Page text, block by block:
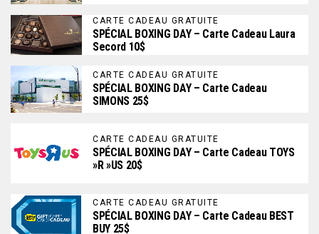
CARTE CADEAU GRATUITE
SPÉCIAL BOXING DAY – Carte Cadeau Laura
Secord 10$
CARTE CADEAU GRATUITE
SPÉCIAL BOXING DAY – Carte Cadeau
SIMONS 25$
CARTE CADEAU GRATUITE
SPÉCIAL BOXING DAY – Carte Cadeau TOYS
»R »US 20$
CARTE CADEAU GRATUITE
SPÉCIAL BOXING DAY – Carte Cadeau BEST
BUY 25$